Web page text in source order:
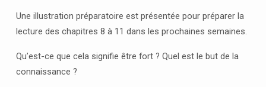
Une illustration préparatoire est présentée pour préparer la
lecture des chapitres 8 à 11 dans les prochaines semaines.
Qu’est-ce que cela signifie être fort ? Quel est le but de la
connaissance ?